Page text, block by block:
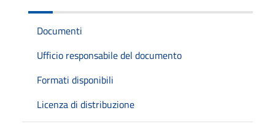
Documenti
Ufficio responsabile del documento
Formati disponibili
Licenza di distribuzione